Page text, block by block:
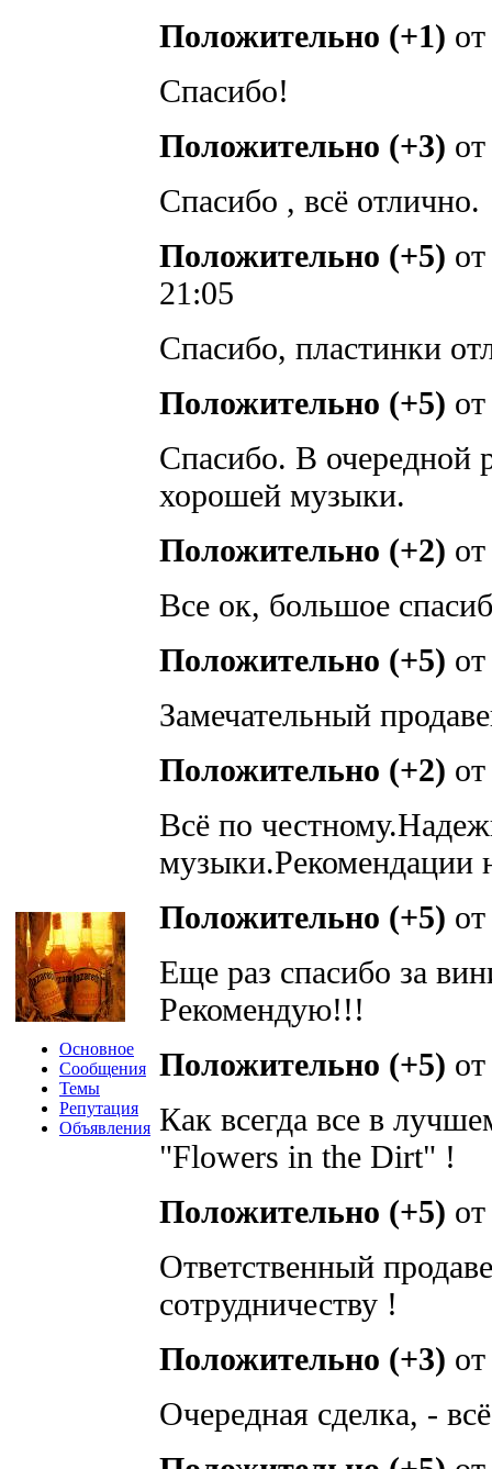
Основное
Сообщения
Темы
Репутация
Объявления
Положительно (+1)
Спасибо!
Положительно (+3)
Спасибо , всё отлично.
Положительно (+5)
21:05
Спасибо, пластинки
Положительно (+5)
Спасибо. В очередной
хорошей музыки.
Положительно (+2)
Все ок, большое
Положительно (+5)
Замечательный
Положительно (+2)
Всё по
музыки.Рекомендации
Положительно (+5)
Еще раз спасибо за
Рекомендую!!!
Положительно (+5)
Как всегда все в
"Flowers in the Dirt" !
Положительно (+5)
Ответственный
сотрудничеству !
Положительно (+3)
Очередная сделка, -